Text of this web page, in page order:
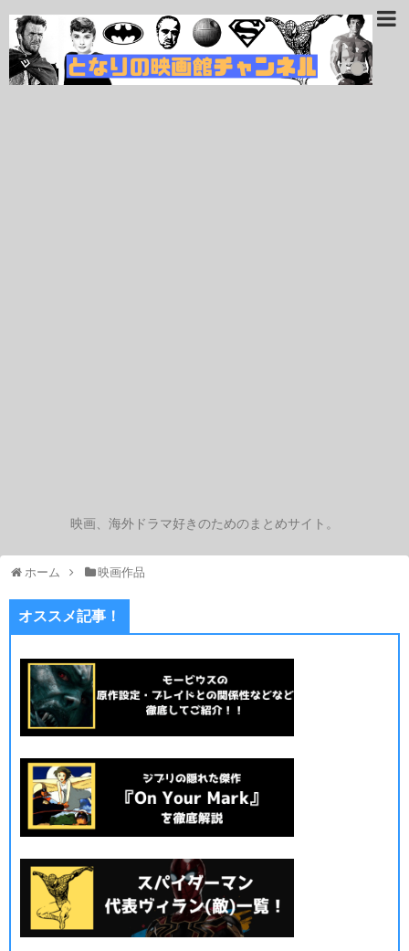
映画、海外ドラマ好きのためのまとめサイト。
ホーム 映画作品
オススメ記事！